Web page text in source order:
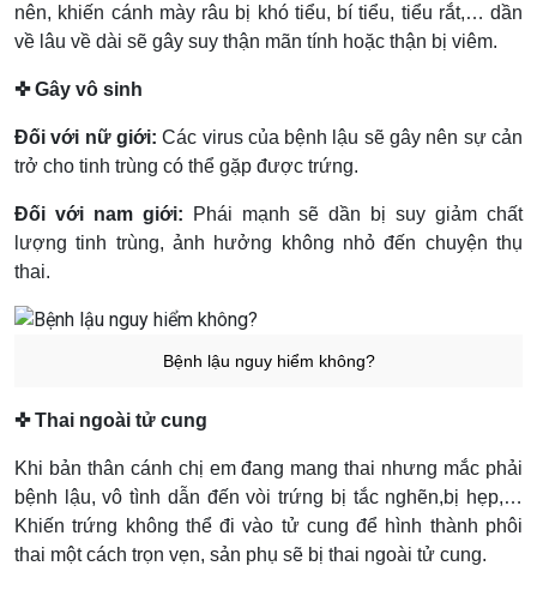
nên, khiến cánh mày râu bị khó tiểu, bí tiểu, tiểu rắt,… dần
về lâu về dài sẽ gây suy thận mãn tính hoặc thận bị viêm.
✜ Gây vô sinh
Đối với nữ giới: Các virus của bệnh lậu sẽ gây nên sự cản
trở cho tinh trùng có thể gặp được trứng.
Đối với nam giới: Phái mạnh sẽ dần bị suy giảm chất
lượng tinh trùng, ảnh hưởng không nhỏ đến chuyện thụ
thai.
Bệnh lậu nguy hiểm không?
✜ Thai ngoài tử cung
Khi bản thân cánh chị em đang mang thai nhưng mắc phải
bệnh lậu, vô tình dẫn đến vòi trứng bị tắc nghẽn,bị hẹp,…
Khiến trứng không thể đi vào tử cung để hình thành phôi
thai một cách trọn vẹn, sản phụ sẽ bị thai ngoài tử cung.